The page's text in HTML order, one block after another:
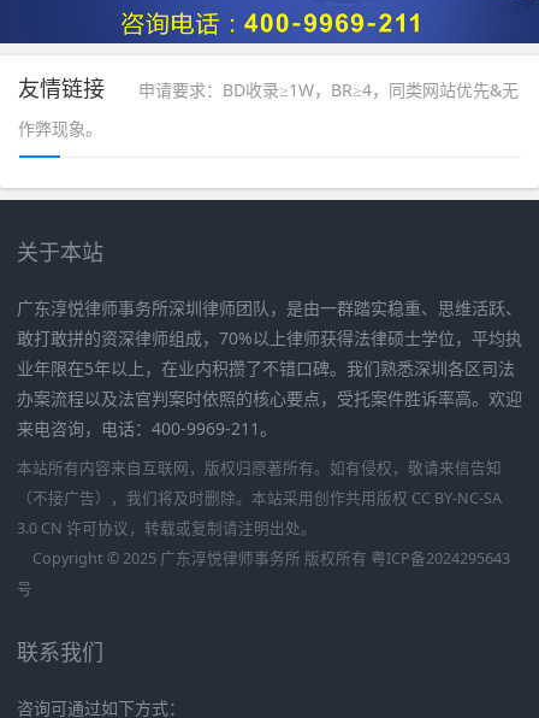
友情链接
申请要求：BD收录≥1W，BR≥4，同类网站优先&无
作弊现象。
关于本站
广东淳悦律师事务所深圳律师团队，是由一群踏实稳重、思维活跃、
敢打敢拼的资深律师组成，70%以上律师获得法律硕士学位，平均执
业年限在5年以上，在业内积攒了不错口碑。我们熟悉深圳各区司法
办案流程以及法官判案时依照的核心要点，受托案件胜诉率高。欢迎
来电咨询，电话：400-9969-211。
本站所有内容来自互联网，版权归原著所有。如有侵权，敬请来信告知
（不接广告），我们将及时删除。本站采用创作共用版权 CC BY-NC-SA
3.0 CN 许可协议，转载或复制请注明出处。
Copyright © 2025 广东淳悦律师事务所 版权所有 粤ICP备2024295643
号
联系我们
咨询可通过如下方式：